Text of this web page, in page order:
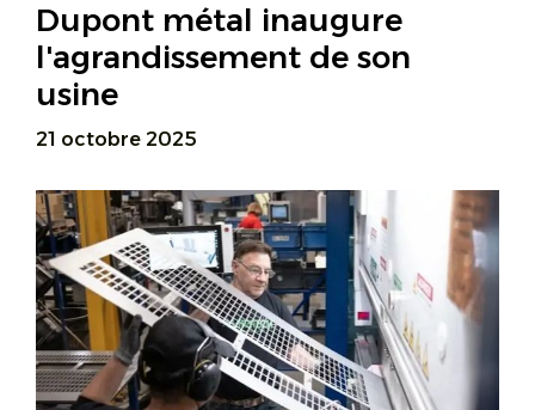
Dupont métal inaugure
l'agrandissement de son
usine
21 octobre 2025